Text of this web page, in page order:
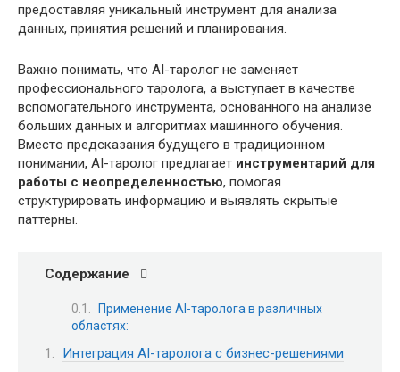
предоставляя уникальный инструмент для анализа
данных, принятия решений и планирования.
Важно понимать, что AI-таролог не заменяет
профессионального таролога, а выступает в качестве
вспомогательного инструмента, основанного на анализе
больших данных и алгоритмах машинного обучения.
Вместо предсказания будущего в традиционном
понимании, AI-таролог предлагает инструментарий для
работы с неопределенностью, помогая
структурировать информацию и выявлять скрытые
паттерны.
Содержание
Применение AI-таролога в различных
областях:
Интеграция AI-таролога с бизнес-решениями